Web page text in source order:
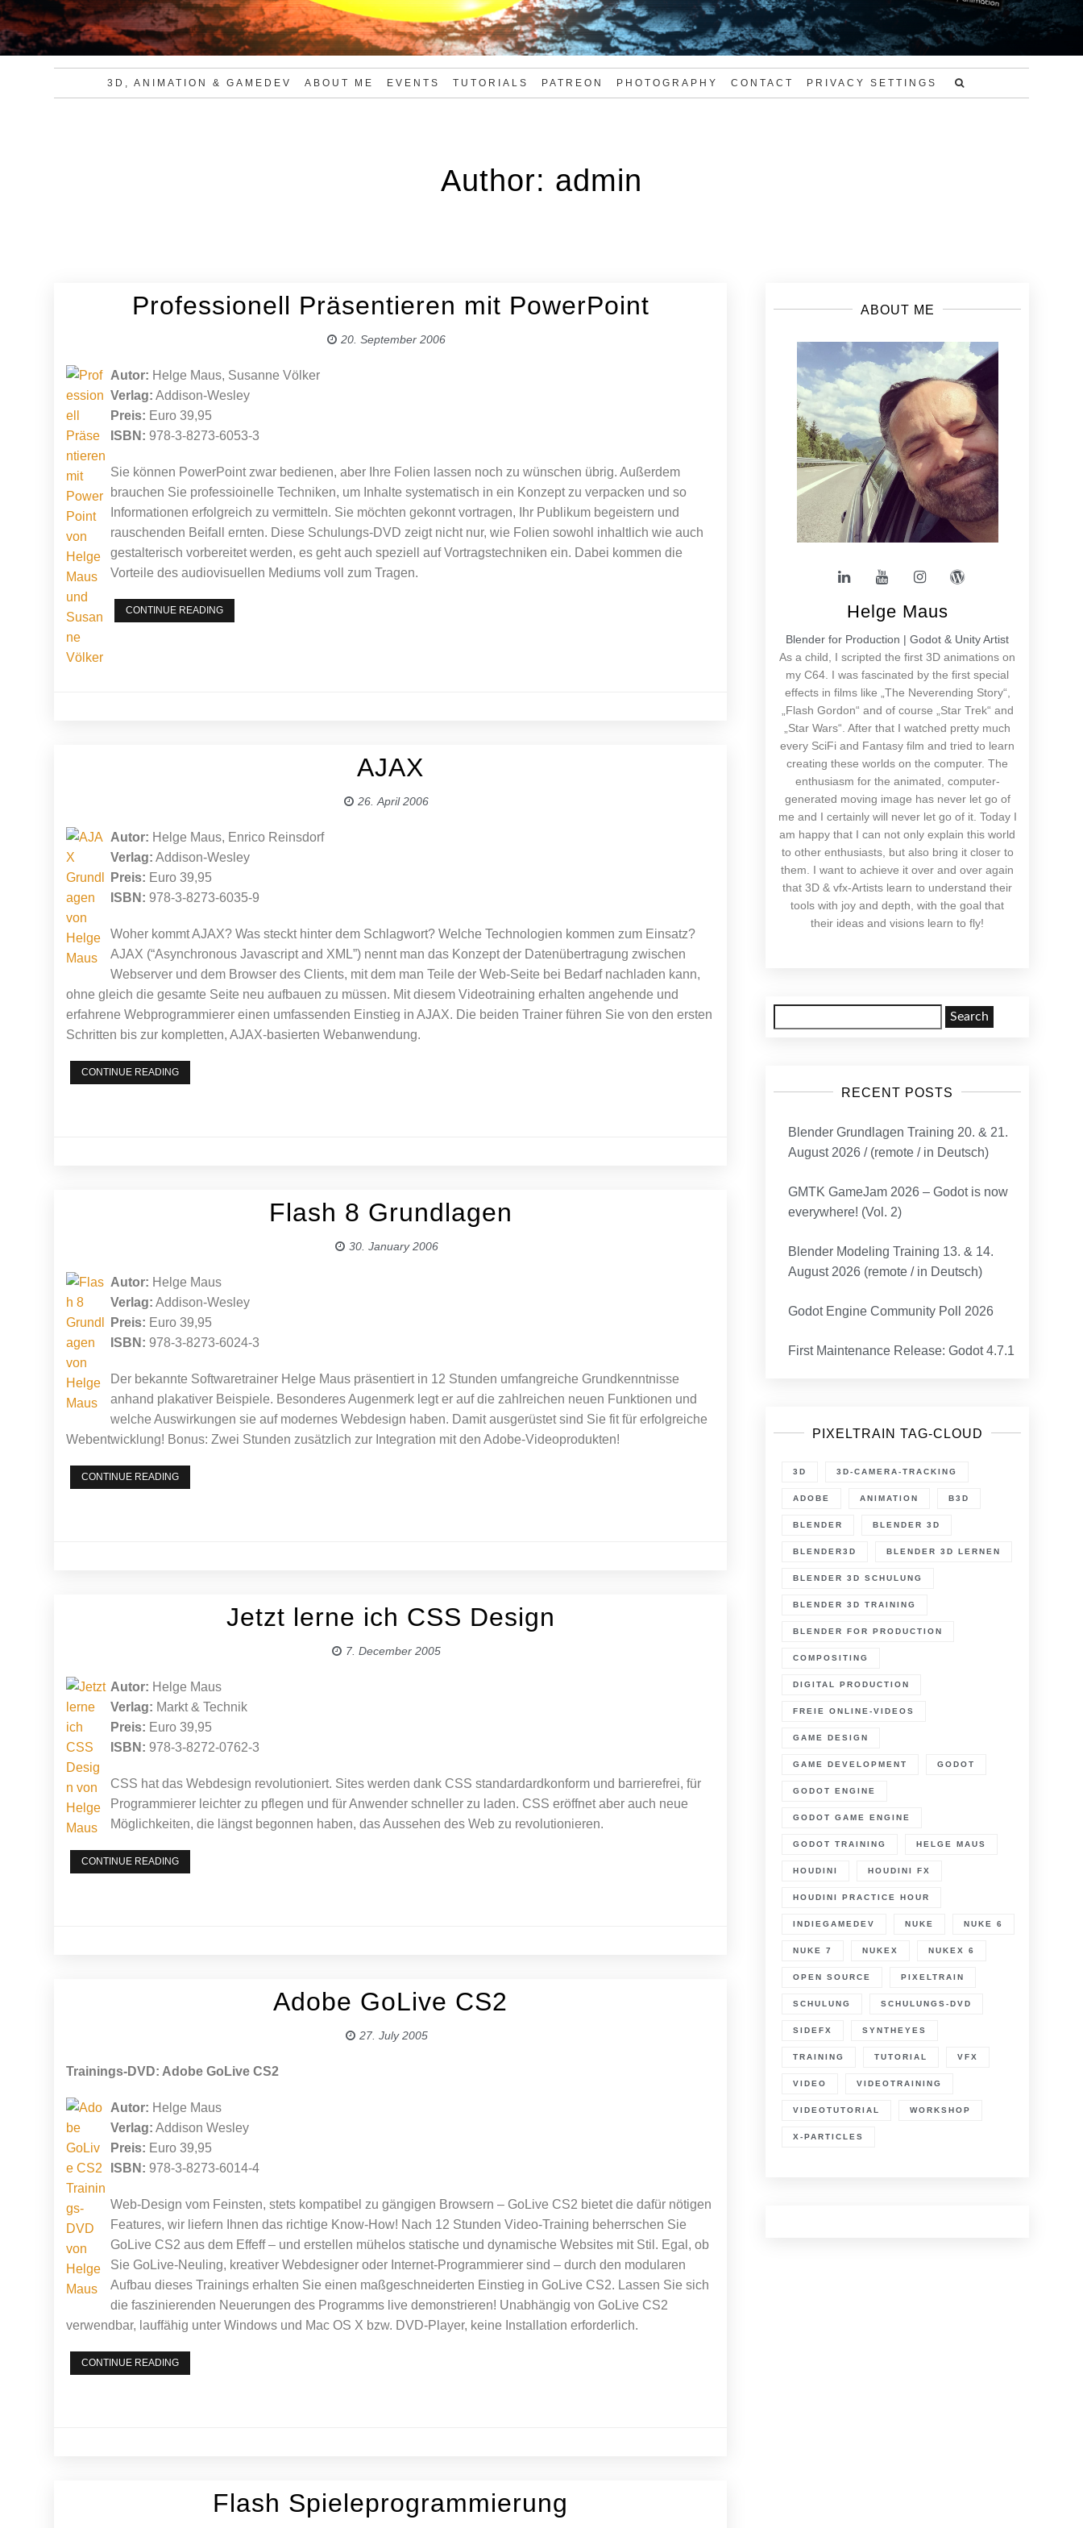
3D, ANIMATION & GAMEDEV ABOUT ME EVENTS TUTORIALS PATREON PHOTOGRAPHY CONTACT PRIVACY SETTINGS
Author: admin
Professionell Präsentieren mit PowerPoint
20. September 2006
Autor: Helge Maus, Susanne Völker
Verlag: Addison-Wesley
Preis: Euro 39,95
ISBN: 978-3-8273-6053-3
Sie können PowerPoint zwar bedienen, aber Ihre Folien lassen noch zu wünschen übrig. Außerdem
brauchen Sie professioinelle Techniken, um Inhalte systematisch in ein Konzept zu verpacken und so
Informationen erfolgreich zu vermitteln. Sie möchten gekonnt vortragen, Ihr Publikum begeistern und
rauschenden Beifall ernten. Diese Schulungs-DVD zeigt nicht nur, wie Folien sowohl inhaltlich wie auch
gestalterisch vorbereitet werden, es geht auch speziell auf Vortragstechniken ein. Dabei kommen die
Vorteile des audiovisuellen Mediums voll zum Tragen.
CONTINUE READINGPROFESSIONELL
PRÄSENTIEREN
AJAX
26. April 2006
Autor: Helge Maus, Enrico Reinsdorf
Verlag: Addison-Wesley
Preis: Euro 39,95
ISBN: 978-3-8273-6035-9
Woher kommt AJAX? Was steckt hinter dem Schlagwort? Welche Technologien kommen zum Einsatz?
AJAX (“Asynchronous Javascript and XML”) nennt man das Konzept der Datenübertragung zwischen
Webserver und dem Browser des Clients, mit dem man Teile der Web-Seite bei Bedarf nachladen kann,
ohne gleich die gesamte Seite neu aufbauen zu müssen. Mit diesem Videotraining erhalten angehende und
erfahrene Webprogrammierer einen umfassenden Einstieg in AJAX. Die beiden Trainer führen Sie von den ersten
Schritten bis zur kompletten, AJAX-basierten Webanwendung.
CONTINUE READINGAJAX
Flash 8 Grundlagen
30. January 2006
Autor: Helge Maus
Verlag: Addison-Wesley
Preis: Euro 39,95
ISBN: 978-3-8273-6024-3
Der bekannte Softwaretrainer Helge Maus präsentiert in 12 Stunden umfangreiche Grundkenntnisse
anhand plakativer Beispiele. Besonderes Augenmerk legt er auf die zahlreichen neuen Funktionen und
welche Auswirkungen sie auf modernes Webdesign haben. Damit ausgerüstet sind Sie fit für erfolgreiche
Webentwicklung! Bonus: Zwei Stunden zusätzlich zur Integration mit den Adobe-Videoprodukten!
CONTINUE READINGFLASH
8
Jetzt lerne ich CSS Design
7. December 2005
Autor: Helge Maus
Verlag: Markt & Technik
Preis: Euro 39,95
ISBN: 978-3-8272-0762-3
CSS hat das Webdesign revolutioniert. Sites werden dank CSS standardardkonform und barrierefrei, für
Programmierer leichter zu pflegen und für Anwender schneller zu laden. CSS eröffnet aber auch neue
Möglichkeiten, die längst begonnen haben, das Aussehen des Web zu revolutionieren.
CONTINUE READINGJETZT
LERNE
Adobe GoLive CS2
27. July 2005
Trainings-DVD: Adobe GoLive CS2
Autor: Helge Maus
Verlag: Addison Wesley
Preis: Euro 39,95
ISBN: 978-3-8273-6014-4
Web-Design vom Feinsten, stets kompatibel zu gängigen Browsern – GoLive CS2 bietet die dafür nötigen
Features, wir liefern Ihnen das richtige Know-How! Nach 12 Stunden Video-Training beherrschen Sie
GoLive CS2 aus dem Effeff – und erstellen mühelos statische und dynamische Websites mit Stil. Egal, ob
Sie GoLive-Neuling, kreativer Webdesigner oder Internet-Programmierer sind – durch den modularen
Aufbau dieses Trainings erhalten Sie einen maßgeschneiderten Einstieg in GoLive CS2. Lassen Sie sich
die faszinierenden Neuerungen des Programms live demonstrieren! Unabhängig von GoLive CS2
verwendbar, lauffähig unter Windows und Mac OS X bzw. DVD-Player, keine Installation erforderlich.
CONTINUE READINGADOBE
GOLIVE
Flash Spieleprogrammierung
ABOUT ME
Helge Maus
Blender for Production | Godot & Unity Artist
As a child, I scripted the first 3D animations on
my C64. I was fascinated by the first special
effects in films like „The Neverending Story“,
„Flash Gordon“ and of course „Star Trek“ and
„Star Wars“. After that I watched pretty much
every SciFi and Fantasy film and tried to learn
creating these worlds on the computer. The
enthusiasm for the animated, computer-
generated moving image has never let go of
me and I certainly will never let go of it. Today I
am happy that I can not only explain this world
to other enthusiasts, but also bring it closer to
them. I want to achieve it over and over again
that 3D & vfx-Artists learn to understand their
tools with joy and depth, with the goal that
their ideas and visions learn to fly!
for:
RECENT POSTS
Blender Grundlagen Training 20. & 21.
August 2026 / (remote / in Deutsch)
GMTK GameJam 2026 – Godot is now
everywhere! (Vol. 2)
Blender Modeling Training 13. & 14.
August 2026 (remote / in Deutsch)
Godot Engine Community Poll 2026
First Maintenance Release: Godot 4.7.1
PIXELTRAIN TAG-CLOUD
3D 3D-CAMERA-TRACKING
ADOBE ANIMATION B3D
BLENDER BLENDER 3D
BLENDER3D BLENDER 3D LERNEN
BLENDER 3D SCHULUNG
BLENDER 3D TRAINING
BLENDER FOR PRODUCTION
COMPOSITING
DIGITAL PRODUCTION
FREIE ONLINE-VIDEOS
GAME DESIGN
GAME DEVELOPMENT GODOT
GODOT ENGINE
GODOT GAME ENGINE
GODOT TRAINING HELGE MAUS
HOUDINI HOUDINI FX
HOUDINI PRACTICE HOUR
INDIEGAMEDEV NUKE NUKE 6
NUKE 7 NUKEX NUKEX 6
OPEN SOURCE PIXELTRAIN
SCHULUNG SCHULUNGS-DVD
SIDEFX SYNTHEYES
TRAINING TUTORIAL VFX
VIDEO VIDEOTRAINING
VIDEOTUTORIAL WORKSHOP
X-PARTICLES